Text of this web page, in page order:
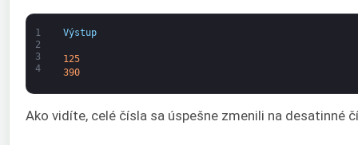
1
2
3
4
Výstup
125
390
Ako vidíte, celé čísla sa úspešne zmenili na desatinné